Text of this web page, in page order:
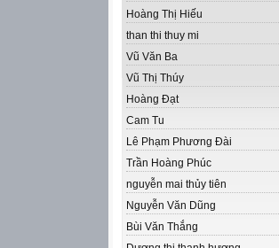
Hoàng Thị Hiếu
than thi thuy mi
Vũ Văn Ba
Vũ Thị Thúy
Hoàng Đạt
Cam Tu
Lê Phạm Phương Đài
Trần Hoàng Phúc
nguyễn mai thủy tiên
Nguyễn Văn Dũng
Bùi Văn Thắng